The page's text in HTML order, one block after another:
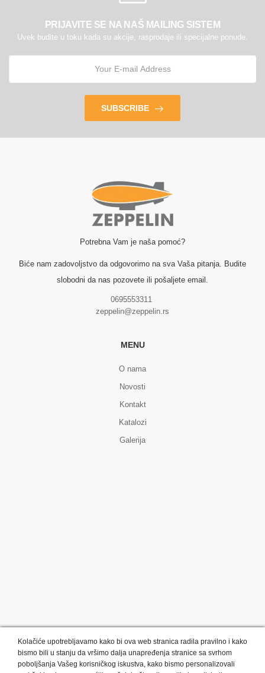
PRIJAVITE SE NA NAŠ MAILING SISTEM
Uvek budite u toku kada su akcije, rasprodaje ili specijalne ponude.
SUBSCRIBE
Potrebna Vam je naša pomoć?
Biće nam zadovoljstvo da odgovorimo na sva Vaša pitanja. Budite
slobodni da nas pozovete ili pošaljete email.
0695553311
zeppelin@zeppelin.rs
MENU
O nama
Novosti
Kontakt
Katalozi
Galerija
Kolačiće upotrebljavamo kako bi ova web stranica radila pravilno i kako
bismo bili u stanju da vršimo dalja unapređenja stranice sa svrhom
poboljšanja Vašeg korisničkog iskustva, kako bismo personalizovali